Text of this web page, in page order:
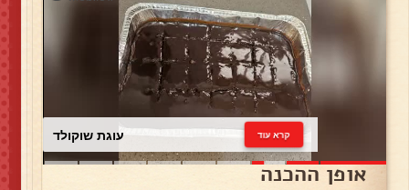
עוגת שוקולד קרא עוד
אופן ההכנה